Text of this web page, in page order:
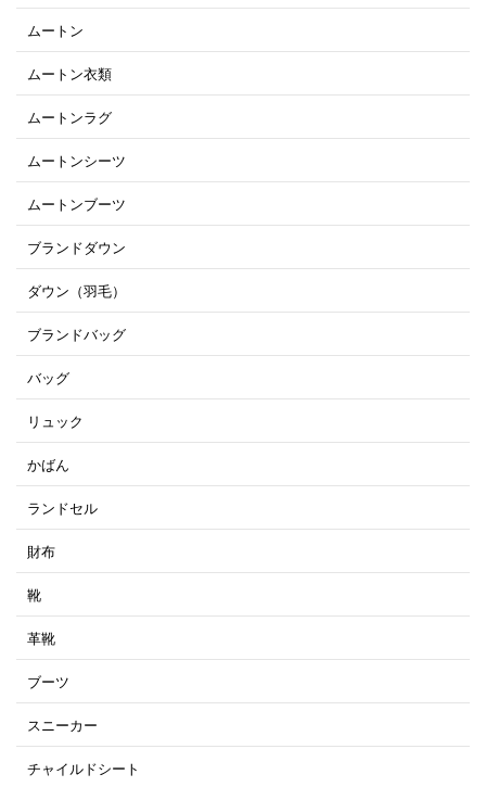
ムートン
ムートン衣類
ムートンラグ
ムートンシーツ
ムートンブーツ
ブランドダウン
ダウン（羽毛）
ブランドバッグ
バッグ
リュック
かばん
ランドセル
財布
靴
革靴
ブーツ
スニーカー
チャイルドシート